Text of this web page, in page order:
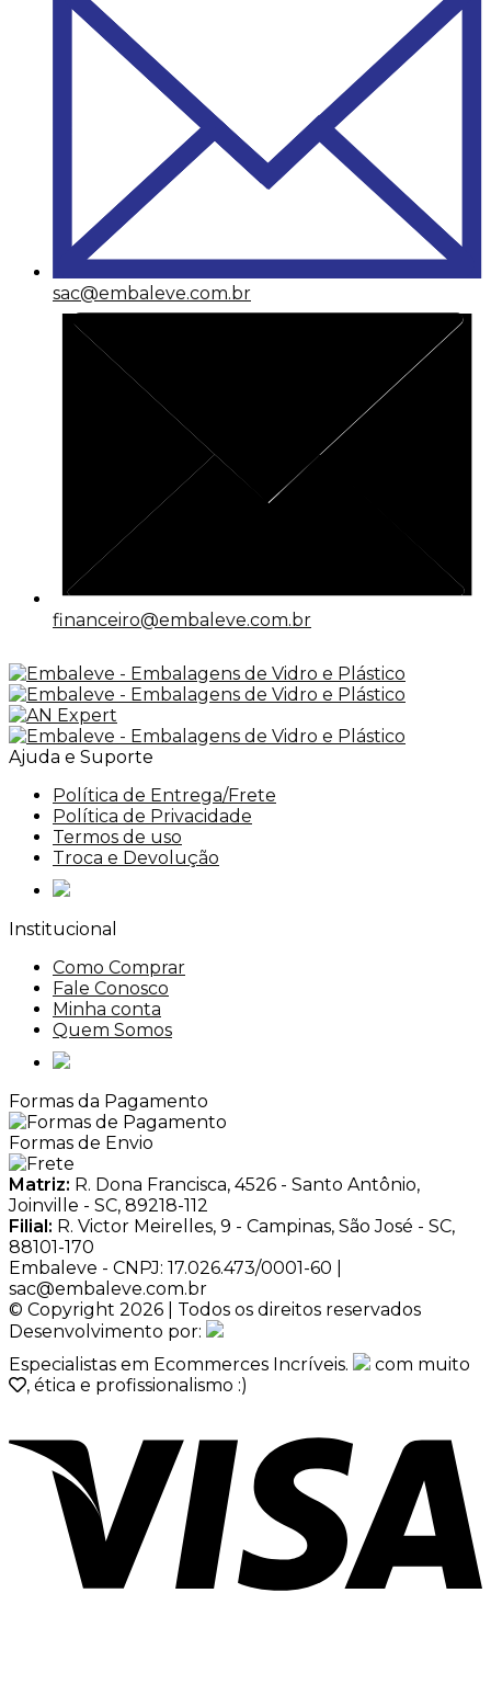
sac@embaleve.com.br
financeiro@embaleve.com.br
Ajuda e Suporte
Política de Entrega/Frete
Política de Privacidade
Termos de uso
Troca e Devolução
Institucional
Como Comprar
Fale Conosco
Minha conta
Quem Somos
Formas da Pagamento
Formas de Envio
Matriz: R. Dona Francisca, 4526 - Santo Antônio,
Joinville - SC, 89218-112
Filial: R. Victor Meirelles, 9 - Campinas, São José - SC,
88101-170
Embaleve - CNPJ: 17.026.473/0001-60 |
sac@embaleve.com.br
© Copyright 2026 | Todos os direitos reservados
Desenvolvimento por:
Especialistas em Ecommerces Incríveis.
com muito
, ética e profissionalismo :)